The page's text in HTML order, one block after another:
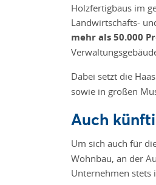
Holzfertigbaus im
Landwirtschafts-
mehr als 50.000
Dabei setzt die
sowie in großen
Auch
Um sich auch für
Wohnbau, an der
Unternehmen stets